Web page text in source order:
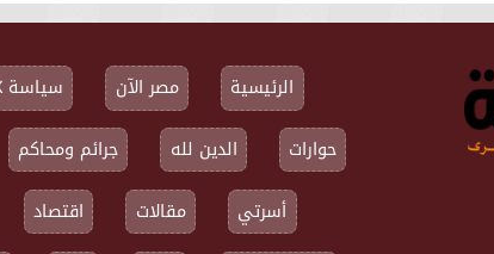
الرئيسية مصر الآن سياسة X سياسة
حوارات
الدين لله جرائم ومحاكم
أسرتي
مقالات اقتصاد